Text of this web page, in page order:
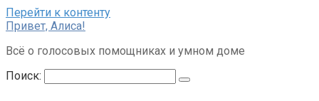
Перейти к контенту
Привет, Алиса!
Всё о голосовых помощниках и умном доме
Поиск: